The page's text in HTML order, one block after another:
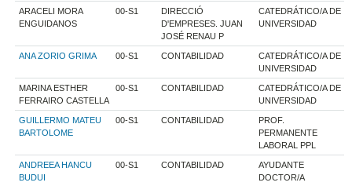
ARACELI MORA
ENGUIDANOS
00-S1
DIRECCIÓ
D'EMPRESES. JUAN
JOSÉ RENAU P
CATEDRÁTICO/A DE
UNIVERSIDAD
ANA ZORIO GRIMA 00-S1 CONTABILIDAD
CATEDRÁTICO/A DE
UNIVERSIDAD
MARINA ESTHER
FERRAIRO CASTELLA
00-S1 CONTABILIDAD
CATEDRÁTICO/A DE
UNIVERSIDAD
GUILLERMO MATEU
BARTOLOME
00-S1 CONTABILIDAD
PROF.
PERMANENTE
LABORAL PPL
ANDREEA HANCU
BUDUI
00-S1 CONTABILIDAD
AYUDANTE
DOCTOR/A